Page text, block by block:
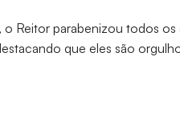
Reitor parabenizou todos
que eles são